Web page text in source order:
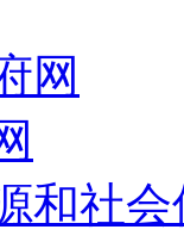
网
和社